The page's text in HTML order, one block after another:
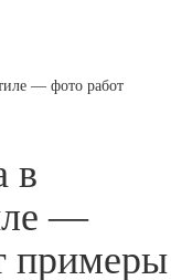
— фото работ
в
—
примеры